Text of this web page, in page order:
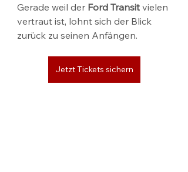
Gerade weil der Ford Transit vielen
vertraut ist, lohnt sich der Blick
zurück zu seinen Anfängen.
Jetzt Tickets sichern